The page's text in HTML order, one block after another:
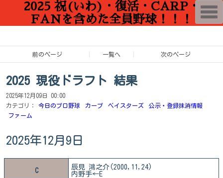
2025 祝(いわ)・復活・CARP・
FANを含めた全員野球！！！
前のページ 一覧へ 次のページ
2025 現役ドラフト 結果
2025年12月09日 00:00
カテゴリ：
今日のプロ野球 カープ ベイスターズ
公示・登録抹消情報
ファーム
2025年12月9日
C
辰見 鴻之介(2000,11,24)
内野手←E
T
o
g
e
a